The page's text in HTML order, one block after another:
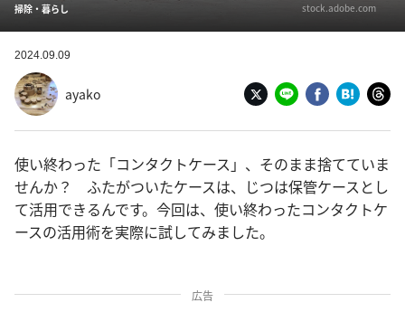
掃除・暮らし stock.adobe.com
2024.09.09
ayako
使い終わった「コンタクトケース」、そのまま捨てていま
せんか？ ふたがついたケースは、じつは保管ケースとし
て活用できるんです。今回は、使い終わったコンタクトケ
ースの活用術を実際に試してみました。
広告